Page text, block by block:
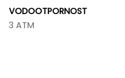
VODOOTPORNOST
3 ATM